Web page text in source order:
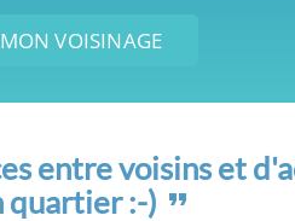
VOISINAGE
entre voisins et
quartier :-)